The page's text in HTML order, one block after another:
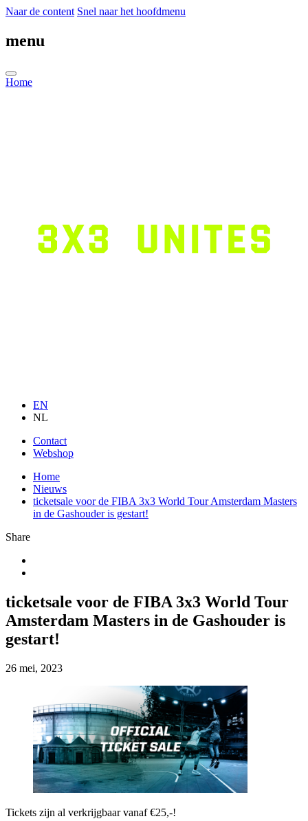
Naar de content Snel naar het hoofdmenu
menu
Home
EN
NL
Contact
Webshop
Home
Nieuws
ticketsale voor de FIBA 3x3 World Tour Amsterdam Masters
in de Gashouder is gestart!
Share
ticketsale voor de FIBA 3x3 World Tour
Amsterdam Masters in de Gashouder is
gestart!
26 mei, 2023
Tickets zijn al verkrijgbaar vanaf €25,-!